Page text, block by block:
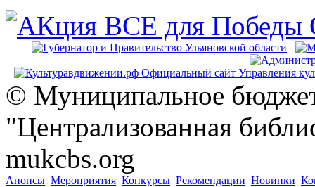
© Муниципальное
"Централизованная
mukcbs.org
Анонсы Мероприятия Конкурсы Рекомендации Новинки